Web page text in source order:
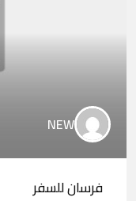
NEW
فرسان للسفر